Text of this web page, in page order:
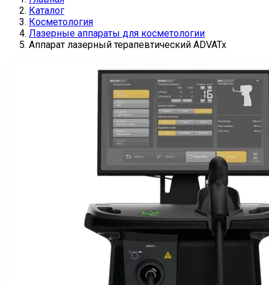
Каталог
Косметология
Лазерные аппараты для косметологии
Аппарат лазерный терапевтический ADVATx